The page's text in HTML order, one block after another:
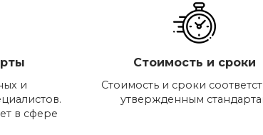
и
в сфере
Стоимость и сроки
Стоимость и сроки
утвержденным